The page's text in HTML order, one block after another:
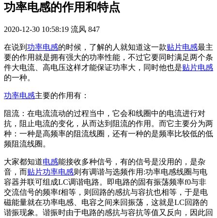
功率电感的作用和特点
2020-12-30 10:58:19 流风 847
在说到 功率电感的时候，了解的人就知道这一款贴片电感最主
要的作用就是拥有强大的功率性能，不过它要同时满足两个条
件大电流、高电压这样才能保证功率大，同时他也是贴片电感
的一种。
功率电感主要的作用有：
阻流：在电流流动的过程当中，它会和线圈中的电流进行对
抗，阻止电流的变化，从而达到阻流的作用。而它主要分为两
种：一种是高频率的阻流线圈，还有一种的是频率比较低的低
频阻流线圈。
大家都知道电感能接收多种信号，有的信号是没用的，是杂
音，而贴片功率电感则有调谐与选频作用:功率电感线圈与电
容器并联可组成LC调谐电路。即电路的固有振荡频率f0与非
交流信号的频率f相等，则回路的感抗与容抗也相等，于是电
磁能量就在功率电感、电容之间来回振荡，这就是LC回路的
谐振现象。谐振时由于电路的感抗与容抗等值又反向，因此回